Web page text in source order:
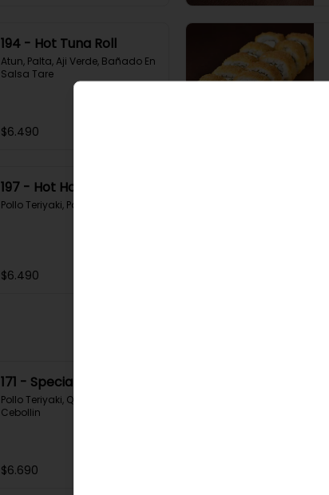
194 - Hot Tuna Roll
Atun, Palta, Aji Verde, Bañado En
Salsa Tare
$6.490
197 - Hot Hoshi Roll
Pollo Teriyaki, Palta, Sesamo
$6.490
171 - Special Tori
Pollo Teriyaki, Queso Crema,
Cebollin
$6.690